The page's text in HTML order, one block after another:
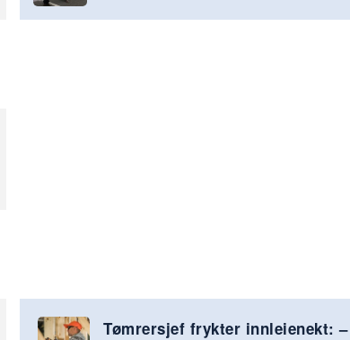
Tømrersjef frykter innleienekt: –